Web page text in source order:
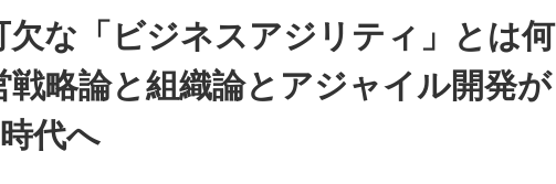
欠な「ビジネスアジリティ」とは何
略論と組織論とアジャイル開発が
代へ